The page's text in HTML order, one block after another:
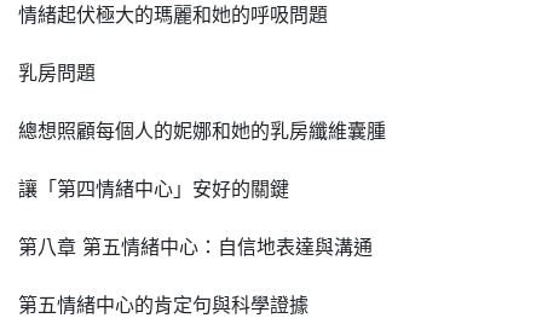
情緒起伏極大的瑪麗和她的呼吸問題
乳房問題
總想照顧每個人的妮娜和她的乳房纖維囊腫
讓「第四情緒中心」安好的關鍵
第八章 第五情緒中心：自信地表達與溝通
第五情緒中心的肯定句與科學證據